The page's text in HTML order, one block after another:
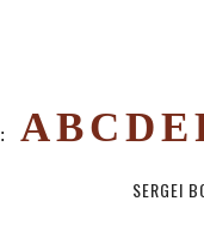
: ABCDE
SERGEI